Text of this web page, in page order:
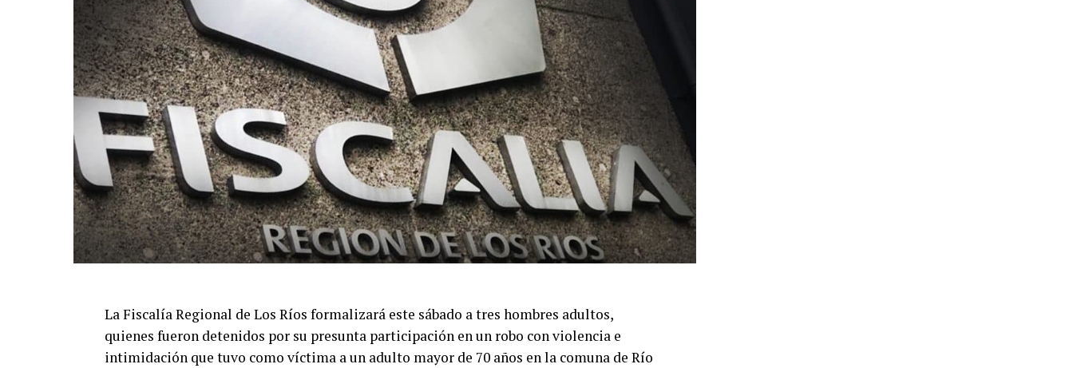
La Fiscalía Regional de Los Ríos formalizará este sábado a tres hombres adultos,
quienes fueron detenidos por su presunta participación en un robo con violencia e
intimidación que tuvo como víctima a un adulto mayor de 70 años en la comuna de Río